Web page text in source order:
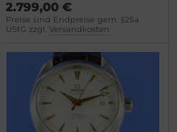
2.799,00 €
Preise sind Endpreise gem. §25a
UStG zzgl. Versandkosten